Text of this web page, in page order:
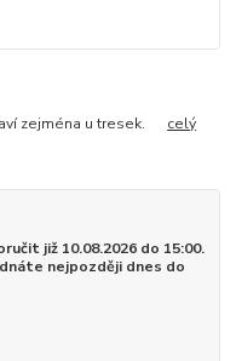
zejména u tresek. celý
již 10.08.2026 do 15:00.
nejpozději dnes do